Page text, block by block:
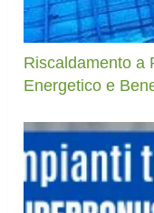
Riscaldamento a
Energetico e